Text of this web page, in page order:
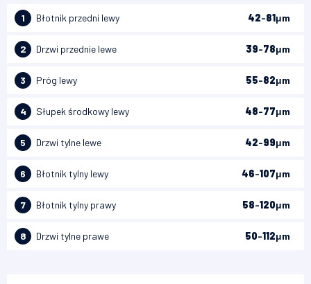
1 Błotnik przedni lewy 42-81μm
2 Drzwi przednie lewe 39-78μm
3 Próg lewy 55-82μm
4 Słupek środkowy lewy 48-77μm
5 Drzwi tylne lewe 42-99μm
6 Błotnik tylny lewy 46-107μm
7 Błotnik tylny prawy 58-120μm
8 Drzwi tylne prawe 50-112μm